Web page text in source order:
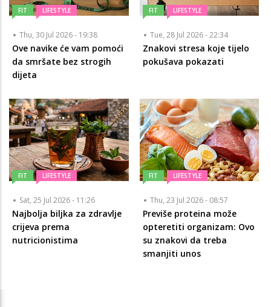
FIT LIFESTYLE
Thu, 30 Jul 2026 - 19:38
Ove navike će vam pomoći
da smršate bez strogih
dijeta
FIT LIFESTYLE
Tue, 28 Jul 2026 - 22:34
Znakovi stresa koje tijelo
pokušava pokazati
FIT LIFESTYLE
Sat, 25 Jul 2026 - 11:26
Najbolja biljka za zdravlje
crijeva prema
nutricionistima
FIT LIFESTYLE
Thu, 23 Jul 2026 - 08:57
Previše proteina može
opteretiti organizam: Ovo
su znakovi da treba
smanjiti unos